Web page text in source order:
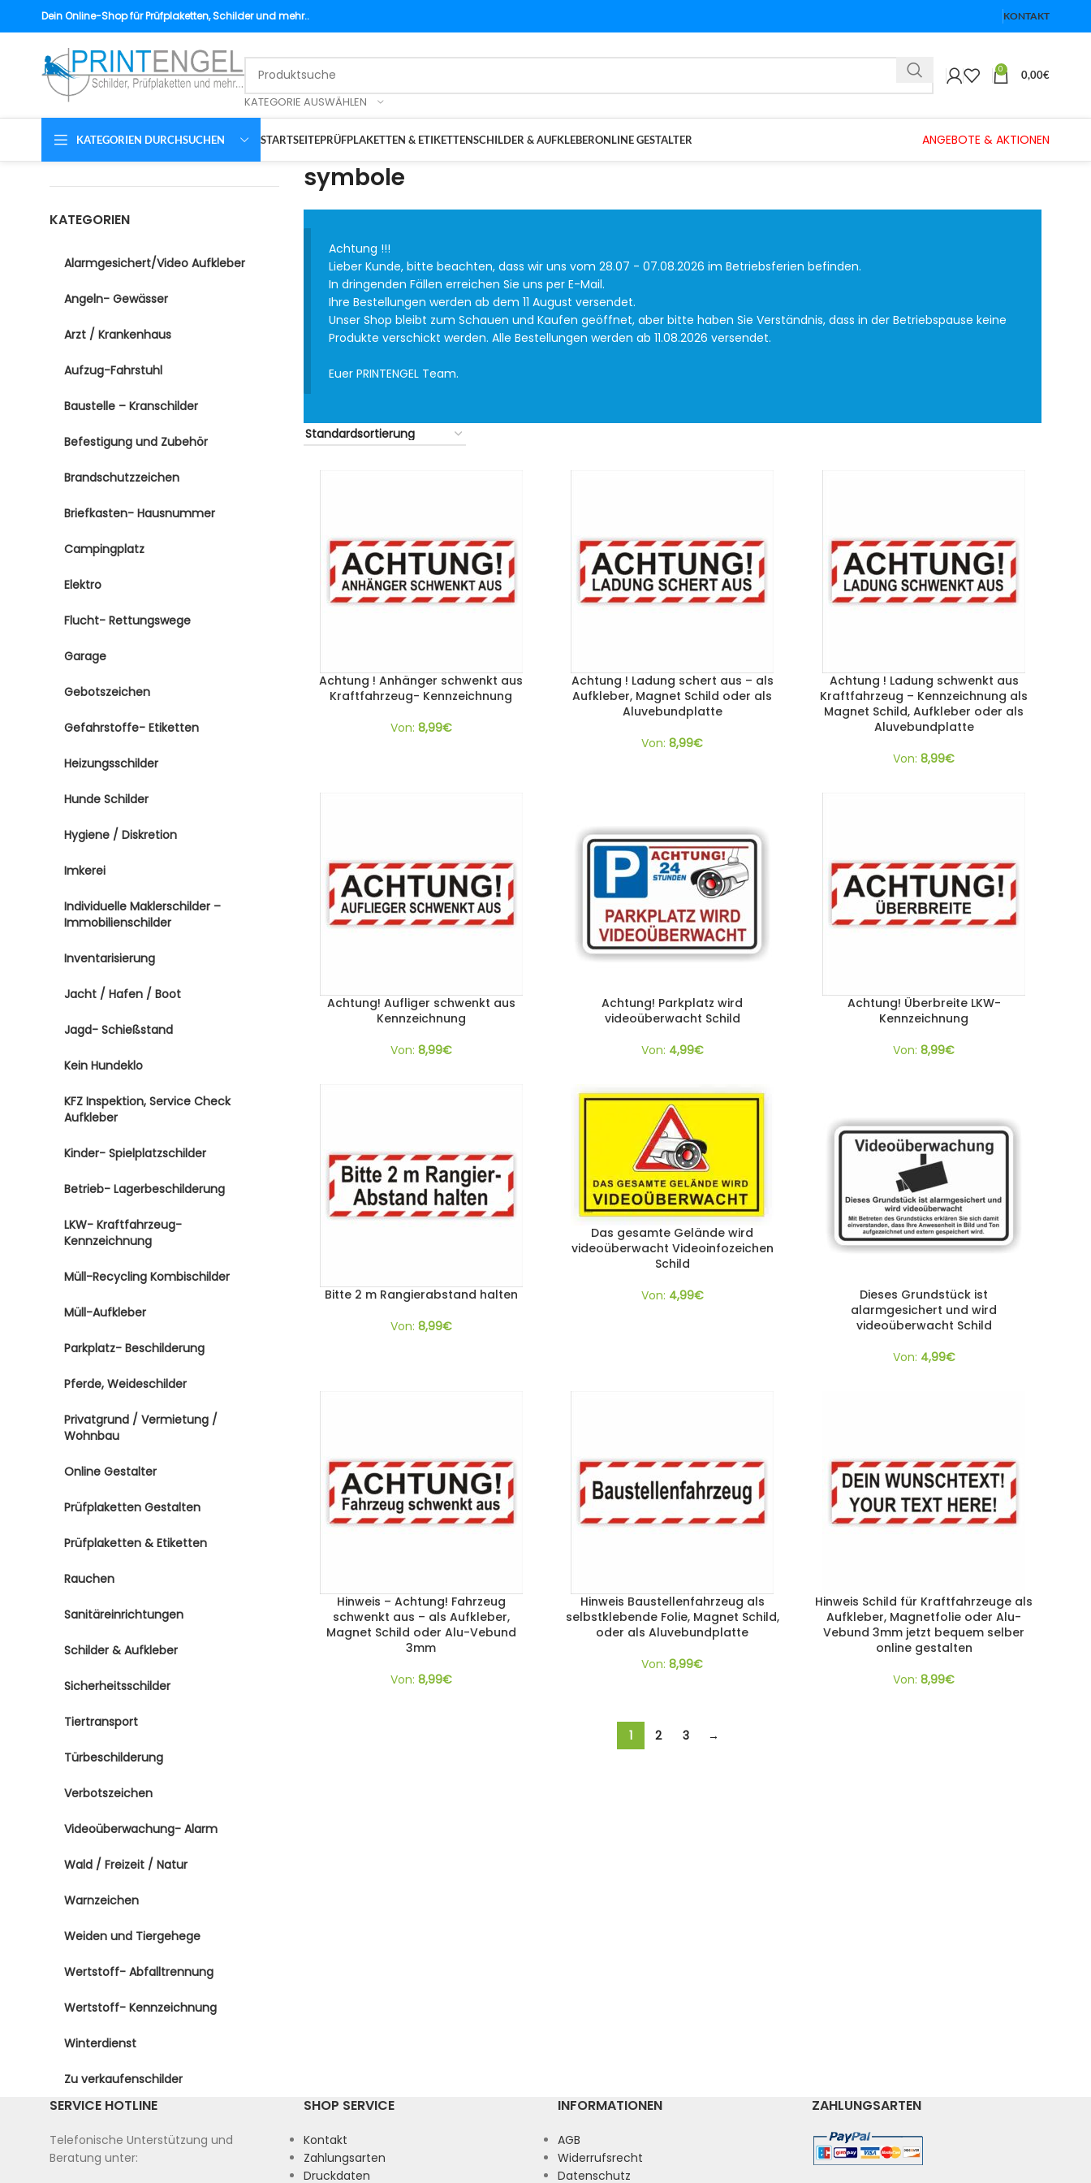
DeinOnline-Shop für Prüfplaketten, Schilder und mehr.. KONTAKT
KATEGORIE AUSWÄHLEN
0 0,00€
KATEGORIEN DURCHSUCHEN STARTSEITEPRÜFPLAKETTEN & ETIKETTENSCHILDER & AUFKLEBERONLINE GESTALTER ANGEBOTE & AKTIONEN
KATEGORIEN
Alarmgesichert/Video Aufkleber
Angeln- Gewässer
Arzt / Krankenhaus
Aufzug-Fahrstuhl
Baustelle – Kranschilder
Befestigung und Zubehör
Brandschutzzeichen
Briefkasten- Hausnummer
Campingplatz
Elektro
Flucht- Rettungswege
Garage
Gebotszeichen
Gefahrstoffe- Etiketten
Heizungsschilder
Hunde Schilder
Hygiene / Diskretion
Imkerei
Individuelle Maklerschilder –
Immobilienschilder
Inventarisierung
Jacht / Hafen / Boot
Jagd- Schießstand
Kein Hundeklo
KFZ Inspektion, Service Check
Aufkleber
Kinder- Spielplatzschilder
Betrieb- Lagerbeschilderung
LKW- Kraftfahrzeug-
Kennzeichnung
Müll-Recycling Kombischilder
Müll-Aufkleber
Parkplatz- Beschilderung
Pferde, Weideschilder
Privatgrund / Vermietung /
Wohnbau
Online Gestalter
Prüfplaketten Gestalten
Prüfplaketten & Etiketten
Rauchen
Sanitäreinrichtungen
Schilder & Aufkleber
Sicherheitsschilder
Tiertransport
Türbeschilderung
Verbotszeichen
Videoüberwachung- Alarm
Wald / Freizeit / Natur
Warnzeichen
Weiden und Tiergehege
Wertstoff- Abfalltrennung
Wertstoff- Kennzeichnung
Winterdienst
Zu verkaufenschilder
symbole
Achtung !!!
Lieber Kunde, bitte beachten, dass wir uns vom 28.07 - 07.08.2026 im Betriebsferien befinden.
In dringenden Fällen erreichen Sie uns per E-Mail.
Ihre Bestellungen werden ab dem 11 August versendet.
Unser Shop bleibt zum Schauen und Kaufen geöffnet, aber bitte haben Sie Verständnis, dass in der Betriebspause keine
Produkte verschickt werden. Alle Bestellungen werden ab 11.08.2026 versendet.
Euer PRINTENGEL Team.
Achtung ! Anhänger schwenkt aus
Kraftfahrzeug- Kennzeichnung
Von: 8,99€
Achtung ! Ladung schert aus – als
Aufkleber, Magnet Schild oder als
Aluvebundplatte
Von:8,99€
Achtung ! Ladung schwenkt aus
Kraftfahrzeug – Kennzeichnung als
Magnet Schild, Aufkleber oder als
Aluvebundplatte
Von:8,99€
Achtung! Aufliger schwenkt aus
Kennzeichnung
Von: 8,99€
Achtung! Parkplatz wird
videoüberwacht Schild
Von: 4,99€
Achtung! Überbreite LKW-
Kennzeichnung
Von:8,99€
Bitte 2 m Rangierabstand halten
Von: 8,99€
Das gesamte Gelände wird
videoüberwacht Videoinfozeichen
Schild
Von: 4,99€
Dieses Grundstück ist
alarmgesichert und wird
videoüberwacht Schild
Von: 4,99€
Hinweis – Achtung! Fahrzeug
schwenkt aus – als Aufkleber,
Magnet Schild oder Alu-Vebund
3mm
Von: 8,99€
Hinweis Baustellenfahrzeug als
selbstklebende Folie, Magnet Schild,
oder als Aluvebundplatte
Von:8,99€
Hinweis Schild für Kraftfahrzeuge als
Aufkleber, Magnetfolie oder Alu-
Vebund 3mm jetzt bequem selber
online gestalten
Von:8,99€
1 2 3 →
SERVICE HOTLINE
Telefonische Unterstützung und
Beratung unter:
SHOP SERVICE
Kontakt
Zahlungsarten
Druckdaten
INFORMATIONEN
AGB
Widerrufsrecht
Datenschutz
ZAHLUNGSARTEN